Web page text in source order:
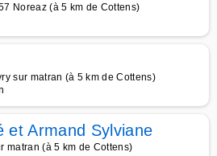
Noreaz (à 5 km de Cottens)
sur matran (à 5 km de Cottens)
et Armand Sylviane
matran (à 5 km de Cottens)